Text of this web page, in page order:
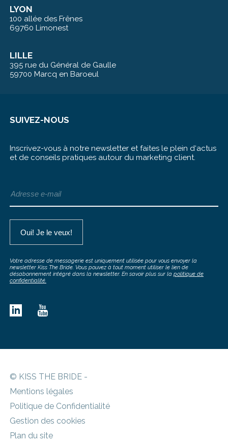
LYON
100 allée des Frênes
69760 Limonest
LILLE
395 rue du Général de Gaulle
59700 Marcq en Baroeul
SUIVEZ-NOUS
Inscrivez-vous à notre newsletter et faites le plein d‘actus
et de conseils pratiques autour du marketing client.
Votre adresse de messagerie est uniquement utilisée pour vous envoyer la
newsletter Kiss The Bride. Vous pouvez à tout moment utiliser le lien de
désabonnement intégré dans la newsletter. En savoir plus sur la politique de
confidentialité.
© KISS THE BRIDE -
Mentions légales
Politique de Confidentialité
Gestion des cookies
Plan du site